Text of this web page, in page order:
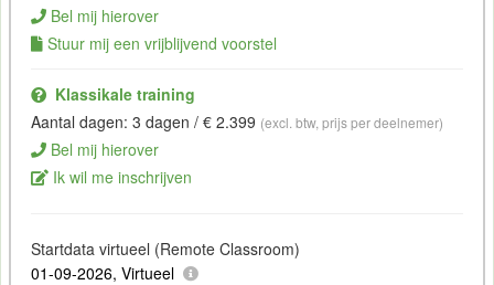
Bel mij hierover
Stuur mij een vrijblijvend voorstel
Klassikale training
Aantal dagen: 3 dagen / € 2.399 (excl. btw, prijs per deelnemer)
Bel mij hierover
Ik wil me inschrijven
Startdata virtueel (Remote Classroom)
01-09-2026, Virtueel